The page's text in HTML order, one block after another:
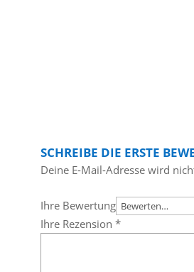
SCHREIBE DIE ERSTE
Deine E-Mail-Adresse wird
Ihre Bewertung
Ihre Rezension *